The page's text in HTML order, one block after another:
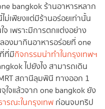
bangkok ร้านอาหารหลาก
ม่เพียงแต่มีร้านอร่อยเท่านั้น
เพราะมีการตกแต่งอย่าง
องมากินอาหารอร่อยที่ one
ที่มีกิจกรรมน่าทำในกรุงเทพฯ
ไปยังไง สามารถเดิน
สถานีลุมพินี ทางออก 1​
ใจแล้วจาก one bangkok ยัง
รณะในกรุงเทพ ก่อนจบทริป